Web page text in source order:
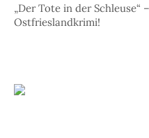
„Der Tote in der Schleuse“
Ostfrieslandkrimi!